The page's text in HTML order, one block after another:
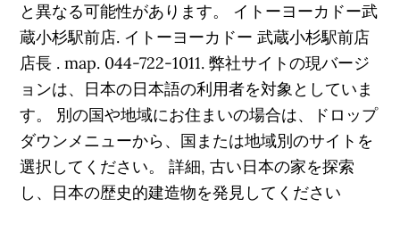
と異なる可能性があります。 イトーヨーカドー武
蔵小杉駅前店. イトーヨーカドー 武蔵小杉駅前店
店長 . map. 044-722-1011. 弊社サイトの現バージ
ョンは、日本の日本語の利用者を対象としていま
す。 別の国や地域にお住まいの場合は、ドロップ
ダウンメニューから、国または地域別のサイトを
選択してください。 詳細, 古い日本の家を探索
し、日本の歴史的建造物を発見してください